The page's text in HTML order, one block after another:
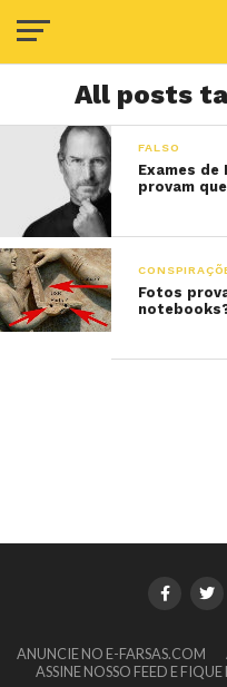
All posts
FALSO
Exames de
provam
Fotos
ANUNCIE NO E-FARSAS.COM
ASSINE NOSSO FEED E